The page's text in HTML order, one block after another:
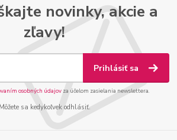
novinky, akcie a
zľavy!
Prihlásiť sa
osobných údajov za účelom zasielania newslettera.
Môžete sa kedykoľvek odhlásiť.